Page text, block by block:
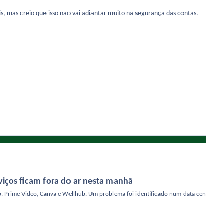
mas creio que isso não vai adiantar muito na segurança das contas.
ficam fora do ar nesta manhã
Prime Video, Canva e Wellhub. Um problema foi identificado num data